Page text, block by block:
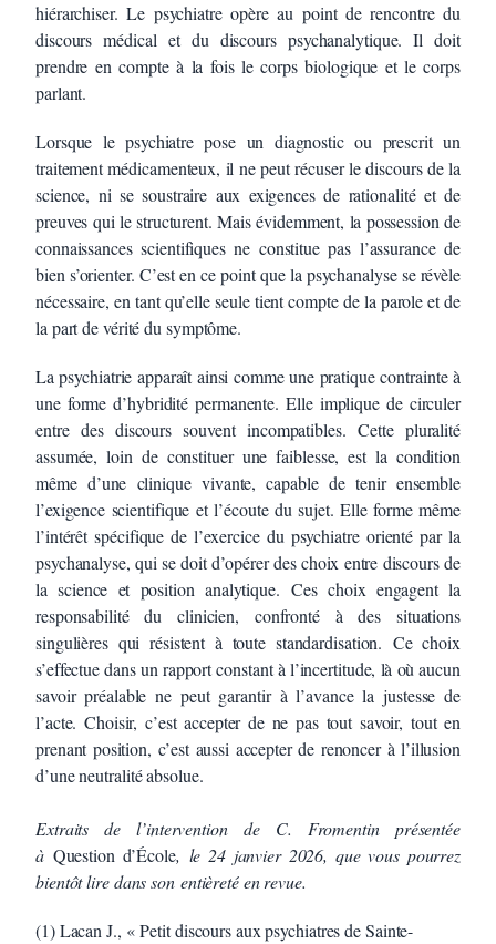
hiérarchiser. Le psychiatre opère au point de rencontre du
discours médical et du discours psychanalytique. Il doit
prendre en compte à la fois le corps biologique et le corps
parlant.
Lorsque le psychiatre pose un diagnostic ou prescrit un
traitement médicamenteux, il ne peut récuser le discours de la
science, ni se soustraire aux exigences de rationalité et de
preuves qui le structurent. Mais évidemment, la possession de
connaissances scientifiques ne constitue pas l’assurance de
bien s’orienter. C’est en ce point que la psychanalyse se révèle
nécessaire, en tant qu’elle seule tient compte de la parole et de
la part de vérité du symptôme.
La psychiatrie apparaît ainsi comme une pratique contrainte à
une forme d’hybridité permanente. Elle implique de circuler
entre des discours souvent incompatibles. Cette pluralité
assumée, loin de constituer une faiblesse, est la condition
même d’une clinique vivante, capable de tenir ensemble
l’exigence scientifique et l’écoute du sujet. Elle forme même
l’intérêt spécifique de l’exercice du psychiatre orienté par la
psychanalyse, qui se doit d’opérer des choix entre discours de
la science et position analytique. Ces choix engagent la
responsabilité du clinicien, confronté à des situations
singulières qui résistent à toute standardisation. Ce choix
s’effectue dans un rapport constant à l’incertitude, là où aucun
savoir préalable ne peut garantir à l’avance la justesse de
l’acte. Choisir, c’est accepter de ne pas tout savoir, tout en
prenant position, c’est aussi accepter de renoncer à l’illusion
d’une neutralité absolue.
Extraits de l’intervention de C. Fromentin présentée
à Question d’École, le 24 janvier 2026, que vous pourrez
bientôt lire dans son entièreté en revue.
(1) Lacan J., « Petit discours aux psychiatres de Sainte-